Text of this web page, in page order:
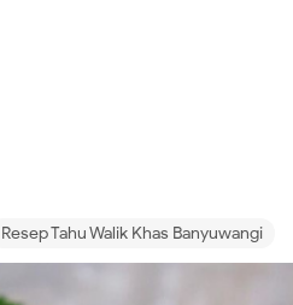
Resep Tahu Walik Khas Banyuwangi